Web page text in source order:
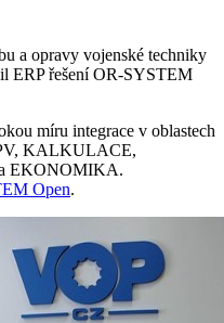
a opravy vojenské techniky
ERP řešení OR-SYSTEM
míru integrace v oblastech
KALKULACE,
EKONOMIKA.
Open.